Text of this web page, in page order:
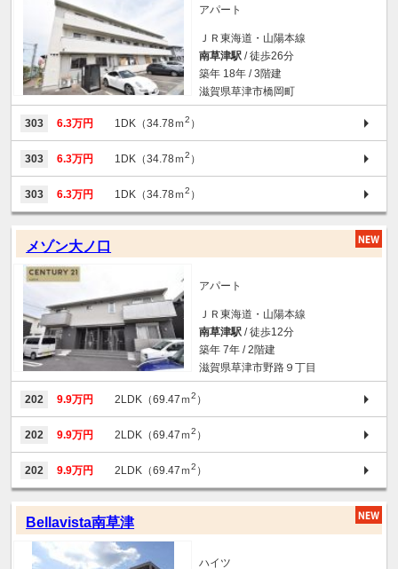
アパート
ＪＲ東海道・山陽本線
南草津駅 / 徒歩26分
築年 18年 / 3階建
滋賀県草津市橋岡町
303 6.3万円 1DK（34.78ｍ2 ）
303 6.3万円 1DK（34.78ｍ2 ）
303 6.3万円 1DK（34.78ｍ2 ）
メゾン大ノ口
アパート
ＪＲ東海道・山陽本線
南草津駅 / 徒歩12分
築年 7年 / 2階建
滋賀県草津市野路９丁目
202 9.9万円 2LDK（69.47ｍ2 ）
202 9.9万円 2LDK（69.47ｍ2 ）
202 9.9万円 2LDK（69.47ｍ2 ）
Bellavista南草津
ハイツ